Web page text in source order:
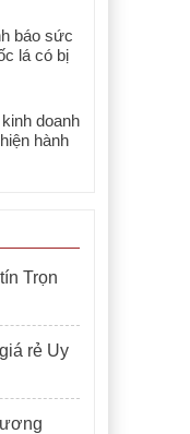
báo sức
lá có bị
doanh
hành
Trọn
rẻ Uy